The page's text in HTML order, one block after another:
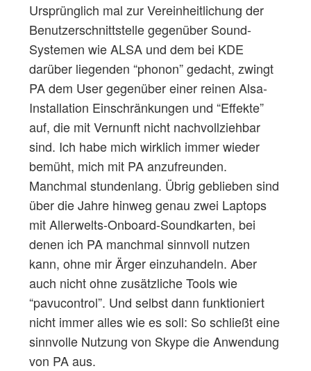
Ursprünglich mal zur Vereinheitlichung der
Benutzerschnittstelle gegenüber Sound-
Systemen wie ALSA und dem bei KDE
darüber liegenden “phonon” gedacht, zwingt
PA dem User gegenüber einer reinen Alsa-
Installation Einschränkungen und “Effekte”
auf, die mit Vernunft nicht nachvollziehbar
sind. Ich habe mich wirklich immer wieder
bemüht, mich mit PA anzufreunden.
Manchmal stundenlang. Übrig geblieben sind
über die Jahre hinweg genau zwei Laptops
mit Allerwelts-Onboard-Soundkarten, bei
denen ich PA manchmal sinnvoll nutzen
kann, ohne mir Ärger einzuhandeln. Aber
auch nicht ohne zusätzliche Tools wie
“pavucontrol”. Und selbst dann funktioniert
nicht immer alles wie es soll: So schließt eine
sinnvolle Nutzung von Skype die Anwendung
von PA aus.